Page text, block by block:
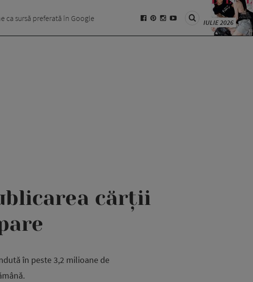
ca sursă preferată în Google IULIE 2026
cărții
în peste 3,2 milioane de